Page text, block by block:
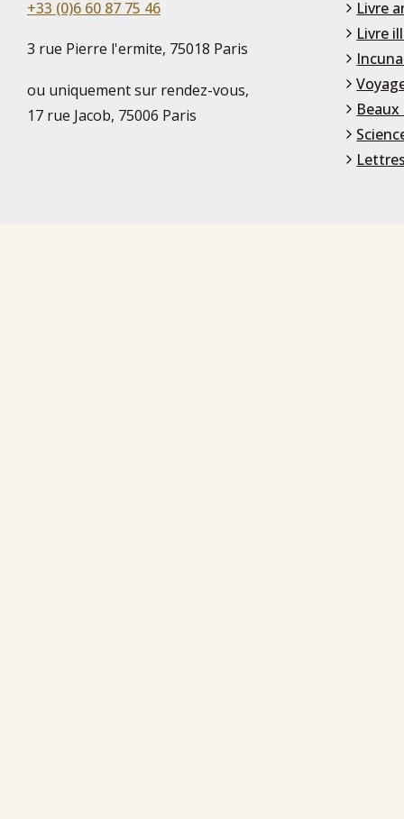
+33 (0)6 60 87 75 46
3 rue Pierre l'ermite, 75018 Paris
ou uniquement sur rendez-vous,
17 rue Jacob, 75006 Paris
Livre
Livre